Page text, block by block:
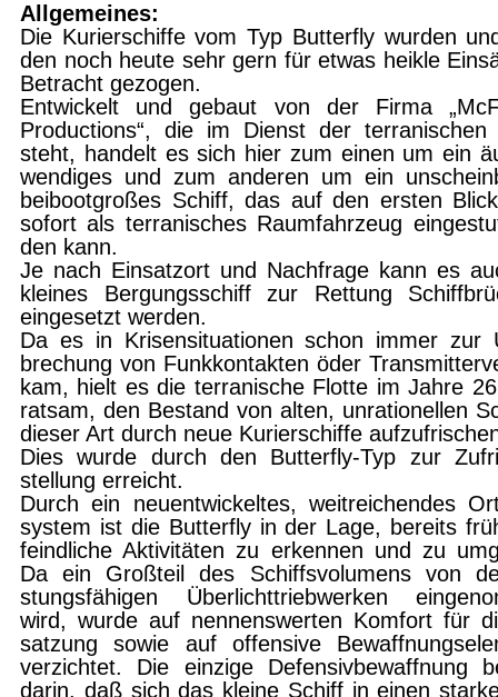
Allgemeines:
Die Kurierschiffe vom Typ Butterfly wurden
den noch heute sehr gern für etwas heikle
Betracht gezogen.
Entwickelt undgebaut von der Firma
Productions“, die im Dienst der terranischen
steht, handelt es sich hier zum einen um ein
wendi­ges und zum anderen um ein
bei­bootgroßes Schiff, das auf den ersten
so­fort als terranisches Raumfahrzeug
den kann.
Je nach Einsatzort und Nachfrage kann es
kleines Bergungsschiff zur Rettung
eingesetzt werden.
Da es in Krisensituationen schon immer zur
brechung von Funkkontakten öder
kam, hielt es die terranische Flotte im Jahre
ratsam, den Bestand von alten, unrationellen
dieser Art durch neue Kurierschiffe
Dies wurde durch den Butterfly-Typ zur
stellung erreicht.
Durch ein neuentwickeltes, weitreichendes
system ist die Butterfly in der Lage, bereits
feindliche Aktivitäten zu erkennen und zu
Da ein Großteil des Schiffsvolumens von
stungsfähigen Überlichttriebwerken
wird, wurde auf nennenswerten Komfort für
satzung sowie auf offensive
verzichtet. Die einzige Defensivbewaffnung
darin, daß sich das kleine Schiff in einen